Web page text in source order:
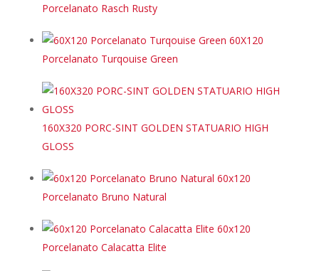
Porcelanato Rasch Rusty
60X120
Porcelanato Turqouise Green
160X320 PORC-SINT GOLDEN STATUARIO HIGH
GLOSS
60x120
Porcelanato Bruno Natural
60x120
Porcelanato Calacatta Elite